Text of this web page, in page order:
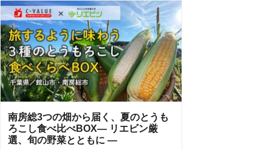
南房総3つの畑から届く、夏のとうも
ろこし食べ比べBOX― リエビン厳
選、旬の野菜とともに ―